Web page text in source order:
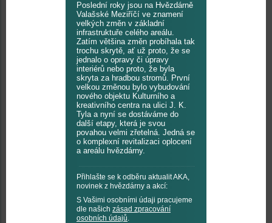
Poslední roky jsou na Hvězdárně
Valašské Meziříčí ve znamení
velkých změn v základní
infrastruktuře celého areálu.
Zatím většina změn probíhala tak
trochu skrytě, ať už proto, že se
jednalo o opravy či úpravy
interiérů nebo proto, že byla
skryta za hradbou stromů. První
velkou změnou bylo vybudování
nového objektu Kulturního a
kreativního centra na ulici J. K.
Tyla a nyní se dostáváme do
další etapy, která je svou
povahou velmi zřetelná. Jedná se
o komplexní revitalizaci oplocení
a areálu hvězdárny.
Přihlašte se k odběru aktualit AKA,
novinek z hvězdárny a akcí:
S Vašimi osobními údaji pracujeme
dle našich zásad zpracování
osobních údajů.